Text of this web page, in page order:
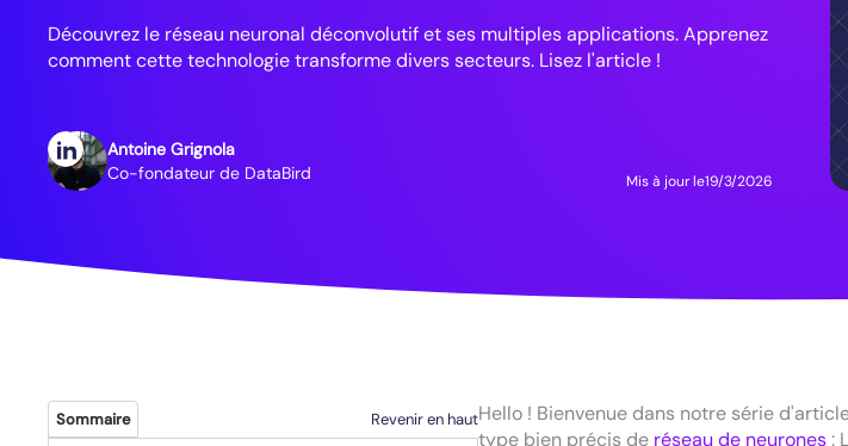
Découvrez le réseau neuronal déconvolutif et ses multiples applications. Apprenez
comment cette technologie transforme divers secteurs. Lisez l'article !
Antoine Grignola
Co-fondateur de DataBird
Mis à jour le19/3/2026
Sommaire
Revenir en hautHello ! Bienvenue dans notre série
type bien précis de réseau de neurones: